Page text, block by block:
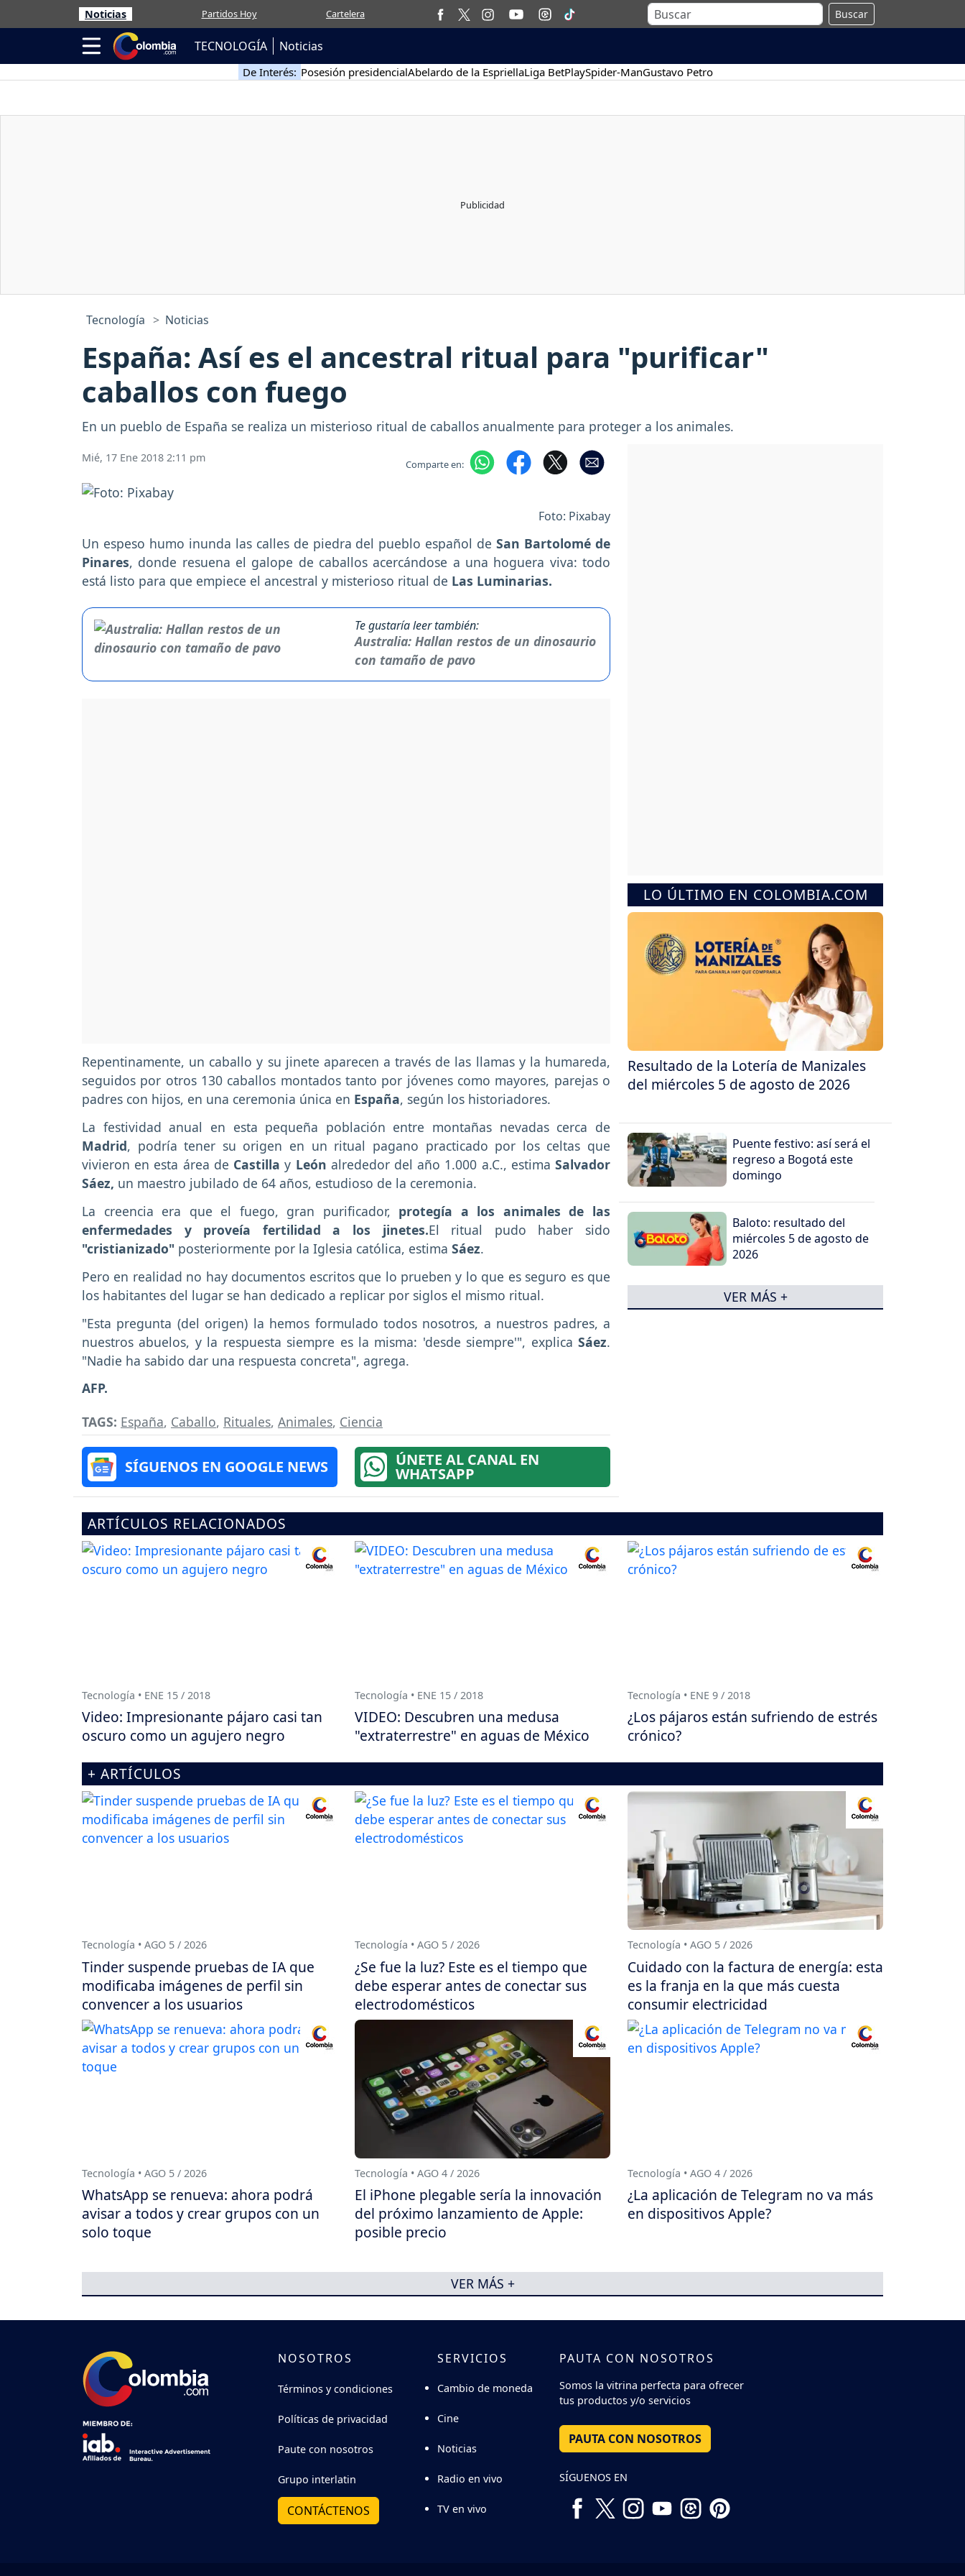
Noticias Partidos Hoy Cartelera Buscar
TECNOLOGÍA Noticias
De Interés: Posesión presidencialAbelardo de la EspriellaLiga BetPlaySpider-ManGustavo Petro
Tecnología Noticias
España: Así es el ancestral ritual para "purificar"
caballos con fuego
En un pueblo de España se realiza un misterioso ritual de caballos anualmente para proteger a los animales.
Mié, 17 Ene 2018 2:11 pm Comparte en:
Foto: Pixabay
Un espeso humo inunda las calles de piedra del pueblo español deSan Bartolomé de
Pinares, donde resuena el galope de caballos acercándose a una hoguera viva: todo
está listo para que empiece el ancestral y misterioso ritual de Las Luminarias.
Te gustaría leer también:
Australia: Hallan restos de un dinosaurio
con tamaño de pavo
Repentinamente, un caballo y su jinete aparecen a través de las llamas y la humareda,
seguidos por otros 130 caballos montados tanto por jóvenes como mayores, parejas o
padres con hijos, en una ceremonia única en España, según los historiadores.
La festividad anual en esta pequeña población entre montañas nevadas cerca de
Madrid, podría tener su origen en un ritual pagano practicado por los celtas que
vivieron en esta área de Castillay León alrededor del año 1.000 a.C., estimaSalvador
Sáez, un maestro jubilado de 64 años, estudioso de la ceremonia.
La creencia era que el fuego, gran purificador, protegía a los animales de las
enfermedades y proveía fertilidad a los jinetes.El ritual pudo haber sido
"cristianizado" posteriormente por la Iglesia católica, estima Sáez.
Pero en realidad no hay documentos escritos que lo prueben y lo que es seguro es que
los habitantes del lugar se han dedicado a replicar por siglos el mismo ritual.
"Esta pregunta (del origen) la hemos formulado todos nosotros, a nuestros padres, a
nuestros abuelos, y la respuesta siempre es la misma: 'desde siempre'", explica Sáez.
"Nadie ha sabido dar una respuesta concreta", agrega.
AFP.
TAGS: España, Caballo, Rituales, Animales, Ciencia
SÍGUENOS EN GOOGLE NEWS ÚNETE AL CANAL EN
WHATSAPP
LO ÚLTIMO EN COLOMBIA.COM
Resultado de la Lotería de Manizales
del miércoles 5 de agosto de 2026
Puente festivo: así será el
regreso a Bogotá este
domingo
Baloto: resultado del
miércoles 5 de agosto de
2026
VER MÁS +
ARTÍCULOS RELACIONADOS
Tecnología • ENE 15 / 2018
Video: Impresionante pájaro casi tan
oscuro como un agujero negro
Tecnología • ENE 15 / 2018
VIDEO: Descubren una medusa
"extraterrestre" en aguas de México
Tecnología • ENE 9 / 2018
¿Los pájaros están sufriendo de estrés
crónico?
+ ARTÍCULOS
Tecnología • AGO 5 / 2026
Tinder suspende pruebas de IA que
modificaba imágenes de perfil sin
convencer a los usuarios
Tecnología • AGO 5 / 2026
¿Se fue la luz? Este es el tiempo que
debe esperar antes de conectar sus
electrodomésticos
Tecnología • AGO 5 / 2026
Cuidado con la factura de energía: esta
es la franja en la que más cuesta
consumir electricidad
Tecnología • AGO 5 / 2026
WhatsApp se renueva: ahora podrá
avisar a todos y crear grupos con un
solo toque
Tecnología • AGO 4 / 2026
El iPhone plegable sería la innovación
del próximo lanzamiento de Apple:
posible precio
Tecnología • AGO 4 / 2026
¿La aplicación de Telegram no va más
en dispositivos Apple?
VER MÁS +
NOSOTROS
Términos y condiciones
Políticas de privacidad
Paute con nosotros
Grupo interlatin
CONTÁCTENOS
SERVICIOS
Cambio de moneda
Cine
Noticias
Radio en vivo
TV en vivo
PAUTA CON NOSOTROS
Somos la vitrina perfecta para ofrecer
tus productos y/o servicios
PAUTA CON NOSOTROS
SÍGUENOS EN